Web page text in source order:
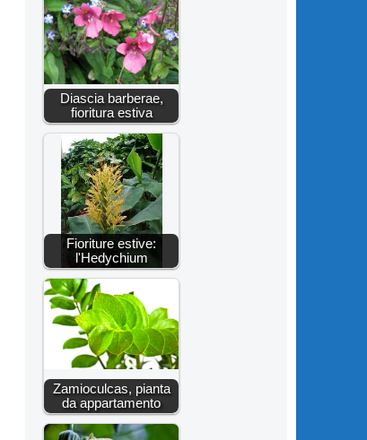
Diascia barberae,
fioritura estiva
Fioriture estive:
l'Hedychium
Zamioculcas, pianta
da appartamento